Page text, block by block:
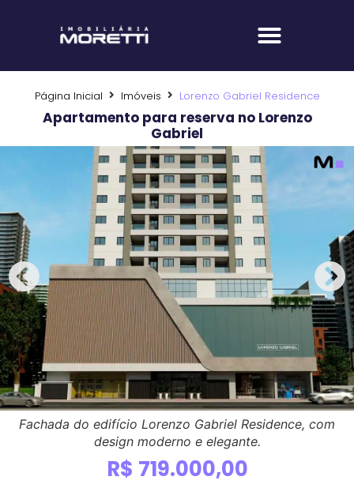
Página Inicial Imóveis Lorenzo Gabriel Residence
Apartamento para reserva no Lorenzo
Gabriel
Fachada do edifício Lorenzo Gabriel Residence, com
design moderno e elegante.
R$ 719.000,00